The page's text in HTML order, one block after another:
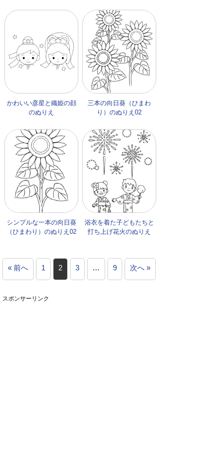
かわいい彦星と織姫の顔
のぬりえ
三本の向日葵（ひまわ
り）のぬりえ02
シンプルな一本の向日葵
（ひまわり）のぬりえ02
浴衣を着た子どもたちと
打ち上げ花火のぬりえ
« 前へ 1 2 3 … 9 次へ »
スポンサーリンク